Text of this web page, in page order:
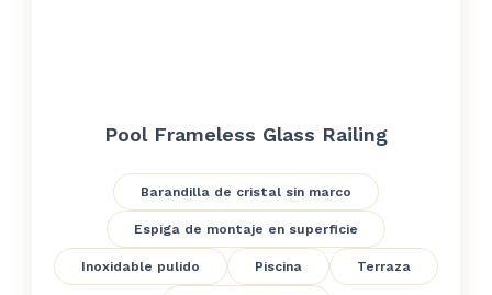
Pool Frameless Glass Railing
Barandilla de cristal sin marco
Espiga de montaje en superficie
Inoxidable pulido Piscina Terraza